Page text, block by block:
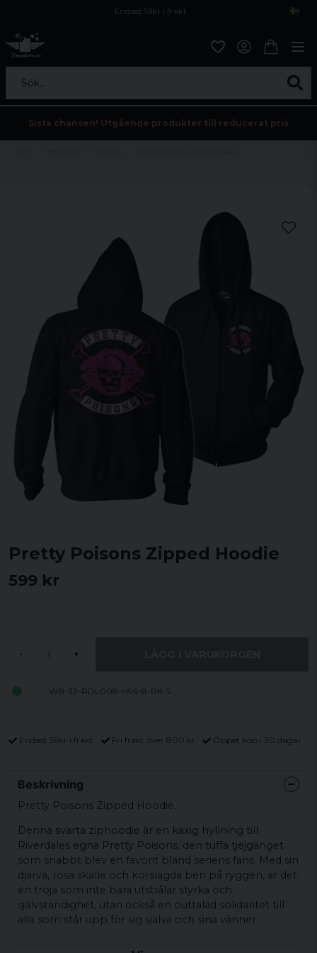
Endast 59kr i frakt
Sök...
Sista chansen! Utgående produkter till reducerat pris
Pretty Poisons Zipped Hoodie
599 kr
- +
WB-33-RDL008-H96-8-BK-S
Endast 59kr i frakt Fri frakt över 800 kr Öppet köp i 30 dagar
Beskrivning
Pretty Poisons Zipped Hoodie.
Denna svarta ziphoodie är en kaxig hyllning till
Riverdales egna Pretty Poisons, den tuffa tjejgänget
som snabbt blev en favorit bland seriens fans. Med sin
djärva, rosa skalle och korslagda ben på ryggen, är det
en tröja som inte bara utstrålar styrka och
självständighet, utan också en outtalad solidaritet till
alla som står upp för sig själva och sina vänner.